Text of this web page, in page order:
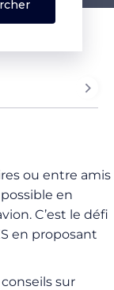
ou entre amis
en
C’est le défi
en proposant
sur